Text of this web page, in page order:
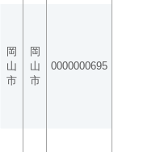
岡
山
市
岡
山
市
0000000695